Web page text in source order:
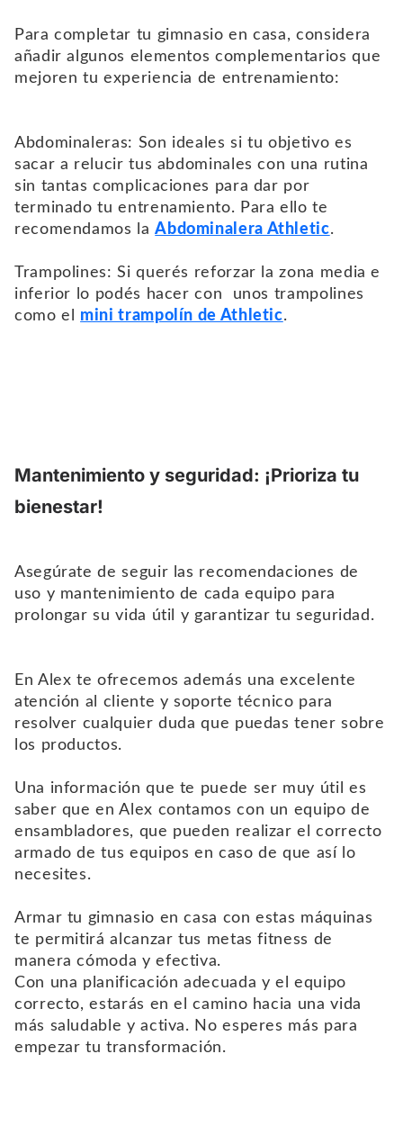
Para completar tu gimnasio en casa, considera
añadir algunos elementos complementarios que
mejoren tu experiencia de entrenamiento:
Abdominaleras: Son ideales si tu objetivo es
sacar a relucir tus abdominales con una rutina
sin tantas complicaciones para dar por
terminado tu entrenamiento. Para ello te
recomendamos laAbdominalera Athletic.
Trampolines: Si querés reforzar la zona media e
inferior lo podés hacer con unos trampolines
como el mini trampolín de Athletic.
Mantenimiento y seguridad: ¡Prioriza tu
bienestar!
Asegúrate de seguir las recomendaciones de
uso y mantenimiento de cada equipo para
prolongar su vida útil y garantizar tu seguridad.
En Alex te ofrecemos además una excelente
atención al cliente y soporte técnico para
resolver cualquier duda que puedas tener sobre
los productos.
Una información que te puede ser muy útil es
saber que en Alex contamos con un equipo de
ensambladores, que pueden realizar el correcto
armado de tus equipos en caso de que así lo
necesites.
Armar tu gimnasio en casa con estas máquinas
te permitirá alcanzar tus metas fitness de
manera cómoda y efectiva.
Con una planificación adecuada y el equipo
correcto, estarás en el camino hacia una vida
más saludable y activa. No esperes más para
empezar tu transformación.